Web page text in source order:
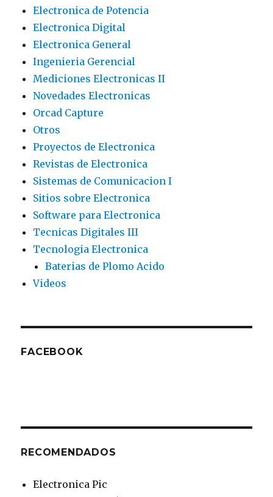
Electronica de Potencia
Electronica Digital
Electronica General
Ingenieria Gerencial
Mediciones Electronicas II
Novedades Electronicas
Orcad Capture
Otros
Proyectos de Electronica
Revistas de Electronica
Sistemas de Comunicacion I
Sitios sobre Electronica
Software para Electronica
Tecnicas Digitales III
Tecnologia Electronica
Baterias de Plomo Acido
Videos
FACEBOOK
RECOMENDADOS
Electronica Pic